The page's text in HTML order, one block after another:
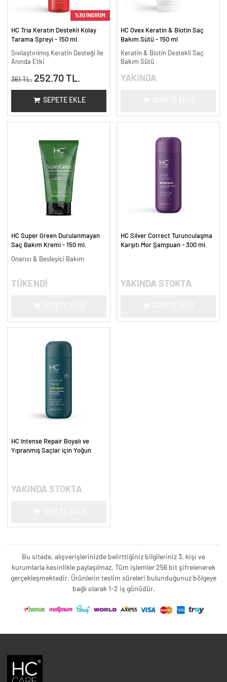
%30 İNDİRİM
HC Tria Keratin Destekli Kolay
Tarama Spreyi - 150 ml.
Sıvılaştırılmış Keratin Desteği ile
Anında Etki
361 TL. 252.70 TL.
SEPETE EKLE
HC Ovex Keratin & Biotin Saç
Bakım Sütü - 150 ml
Keratin & Biotin Destekli Saç
Bakım Sütü
YAKINDA
HC Super Green Durulanmayan
Saç Bakım Kremi - 150 ml.
Onarıcı & Besleyici Bakım
TÜKENDİ
HC Silver Correct Turunculaşma
Karşıtı Mor Şampuan - 300 ml.
YAKINDA STOKTA
HC Intense Repair Boyalı ve
Yıpranmış Saçlar için Yoğun
YAKINDA STOKTA
Bu sitede, alışverişlerinizde belirttiğiniz bilgileriniz 3. kişi ve
kurumlarla kesinlikle paylaşılmaz. Tüm işlemler 256 bit şifrelenerek
gerçekleşmektedir. Ürünlerin teslim süreleri bulunduğunuz bölgeye
bağlı olarak 1-2 iş günüdür.